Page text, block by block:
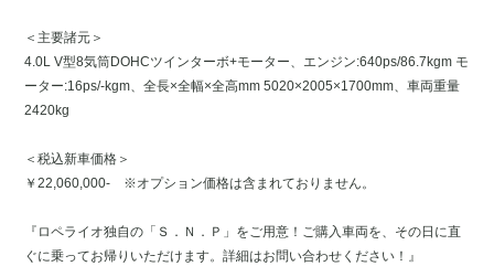
＜主要諸元＞
4.0L V型8気筒DOHCツインターボ+モーター、エンジン:640ps/86.7kgm モ
ーター:16ps/-kgm、全長×全幅×全高mm 5020×2005×1700mm、車両重量
2420kg
＜税込新車価格＞
￥22,060,000- ※オプション価格は含まれておりません。
『ロペライオ独自の「Ｓ．Ｎ．Ｐ」をご用意！ご購入車両を、その日に直
ぐに乗ってお帰りいただけます。詳細はお問い合わせください！』